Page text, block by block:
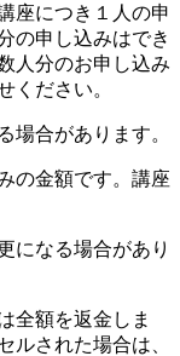
座につき１人の申
の申し込みはでき
人分のお申し込み
ください。
合があります。
の金額です。講座
になる場合があり
全額を返金しま
ルされた場合は、